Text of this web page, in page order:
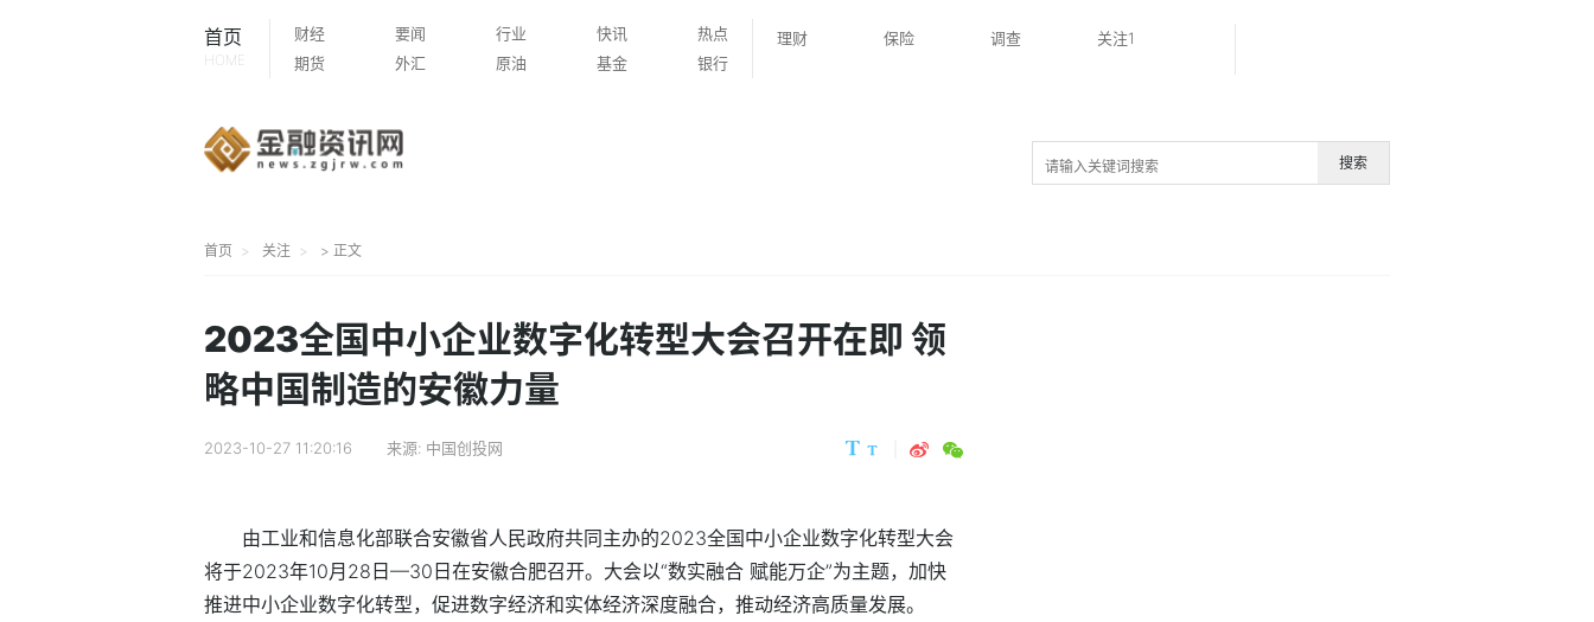
首页
HOME
财经 要闻 行业 快讯
热点
期货
外汇 原油 基金 银行
理财 保险 调查 关注1
搜索
首页 关注 > 正文
2023全国中小企业数字化转型大会召开在即 领
略中国制造的安徽力量
2023-10-27 11:20:16 来源: 中国创投网
由工业和信息化部联合安徽省人民政府共同主办的2023全国中小企业数字化转型大会
将于2023年10月28日—30日在安徽合肥召开。大会以“数实融合 赋能万企”为主题，加快
推进中小企业数字化转型，促进数字经济和实体经济深度融合，推动经济高质量发展。